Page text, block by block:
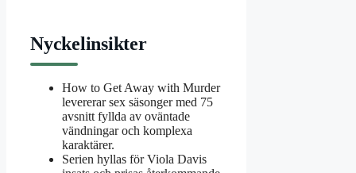
Nyckelinsikter
How to Get Away with Murder
levererar sex säsonger med 75
avsnitt fyllda av oväntade
vändningar och komplexa
karaktärer.
Serien hyllas för Viola Davis